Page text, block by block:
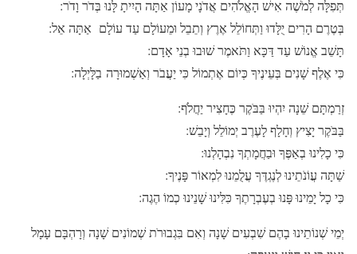
תְּפִלָּה לְמֹשֶׁה אִישׁ הָאֱלֹהִים אֲדֹנָי מָעוֹן אַתָּה הָיִיתָ לָּנוּ בְּדֹר וָדֹר:
בְּטֶרֶם הָרִים יֻלָּדוּ וַתְּחוֹלֵל אֶרֶץ וְתֵבֵל וּמֵעוֹלָם עַד עוֹלָם אַתָּה אֵל:
תָּשֵׁב אֱנוֹשׁ עַד דַּכָּא וַתֹּאמֶר שׁוּבוּ בְנֵי אָדָם:
כִּי אֶלֶף שָׁנִים בְּעֵינֶיךָ כְּיוֹם אֶתְמוֹל כִּי יַעֲבֹר וְאַשְׁמוּרָה בַלָּיְלָה:
זְרַמְתָּם שֵׁנָה יִהְיוּ בַּבֹּקֶר כֶּחָצִיר יַחֲלֹף:
בַּבֹּקֶר יָצִיץ וְחָלָף לָעֶרֶב יְמוֹלֵל וְיָבֵשׁ:
כִּי כָלִינוּ בְאַפֶּךָ וּבַחֲמָתְךָ נִבְהָלְנוּ:
שַׁתָּה עֲוֹנֹתֵינוּ לְנֶגְדֶּךָ עֲלֻמֵנוּ לִמְאוֹר פָּנֶיךָ:
כִּי כָל יָמֵינוּ פָּנוּ בְעֶבְרָתֶךָ כִּלִּינוּ שָׁנֵינוּ כְמוֹ הֶגֶה:
יְמֵי שְׁנוֹתֵינוּ בָהֶם שִׁבְעִים שָׁנָה וְאִם בִּגְבוּרֹת שְׁמוֹנִים שָׁנָה וְרָהְבָּם עָמָל